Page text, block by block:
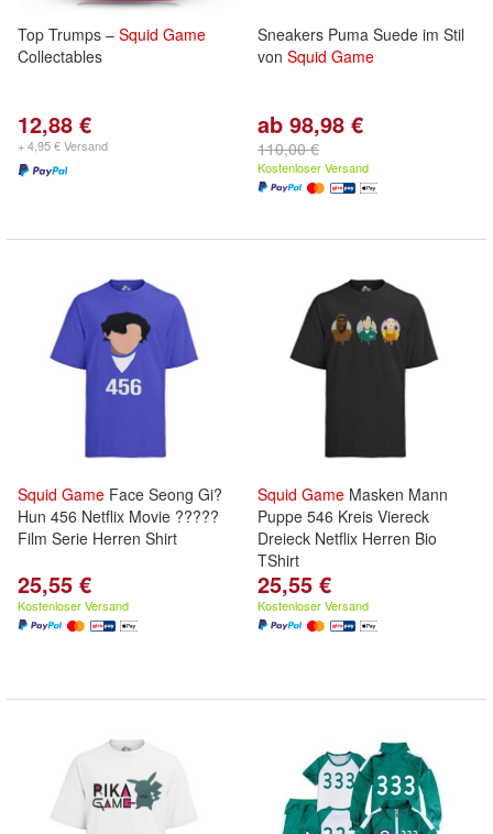
Top Trumps – Squid Game
Collectables
12,88 €
+ 4,95 € Versand
Sneakers Puma Suede im Stil
von Squid Game
ab 98,98 €
110,00 €
Kostenloser Versand
Squid Game Face Seong Gi?
Hun 456 Netflix Movie ?????
Film Serie Herren Shirt
25,55 €
Kostenloser Versand
Squid Game Masken Mann
Puppe 546 Kreis Viereck
Dreieck Netflix Herren Bio
TShirt
25,55 €
Kostenloser Versand